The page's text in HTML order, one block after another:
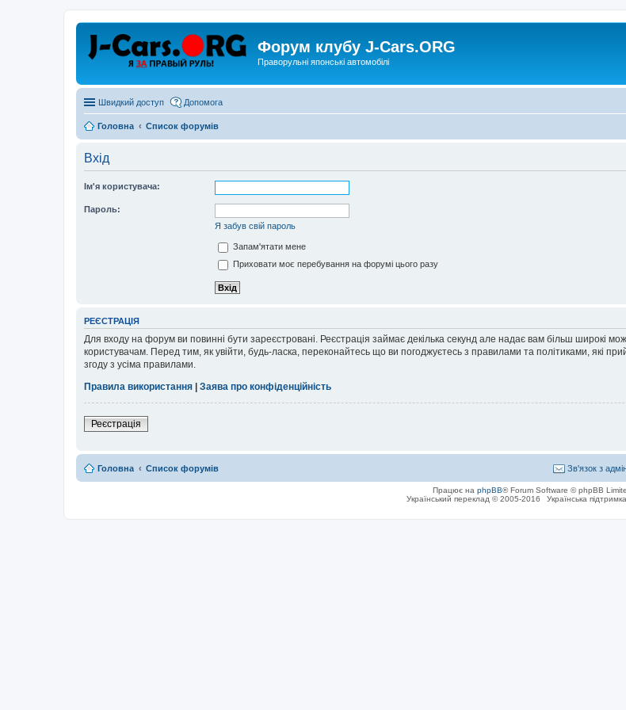
Форум клубу J-Cars.ORG
Праворульні японські автомобілі
Швидкий доступ Допомога
Головна Список форумів
Вхід
Ім'я користувача:
Пароль:
Я забув свій пароль
Запам'ятати мене
Приховати моє перебування на форумі цього разу
РЕЄСТРАЦІЯ
Для входу на форум ви повинні бути зареєстровані. Реєстрація займає декілька секунд але надає вам більш широкі
користувачам. Перед тим, як увійти, будь-ласка, переконайтесь що ви погоджуєтесь з правилами та політиками, які
згоду з усіма правилами.
Правила використання
Заява про конфіденційність
Реєстрація
Головна Список форумів Зв'язок з
Працює на phpBB® Forum Software © phpBB
Український переклад © 2005-2016
Українська